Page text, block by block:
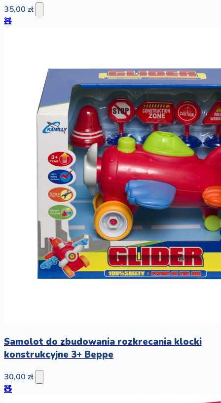
35,00 zł
🧸
Samolot do zbudowania rozkrecania klocki
konstrukcyjne 3+ Beppe
30,00 zł
🧸